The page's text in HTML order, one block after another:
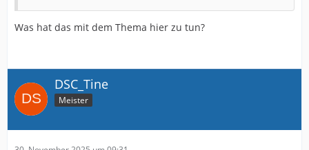
Was hat das mit dem Thema hier zu tun?
DSC_Tine
Meister